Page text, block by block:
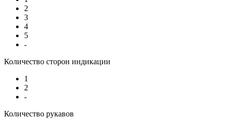
2
3
4
5
-
Количество сторон индикации
1
2
-
Количество рукавов